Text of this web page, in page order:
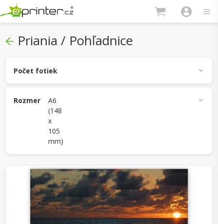
Priania / Pohľadnice
Počet fotiek
Rozmer
A6
(148
x
105
mm)